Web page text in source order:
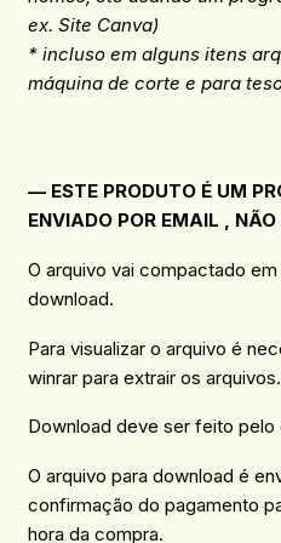
ex. Site Canva)
* incluso em alguns itens
máquina de corte e para
— ESTE PRODUTO É UM
ENVIADO POR EMAIL , NÃO
O arquivo vai compactado
download.
Para visualizar o arquivo é
winrar para extrair os arquivos.
Download deve ser feito pelo
O arquivo para download é
confirmação do pagamento
hora da compra.